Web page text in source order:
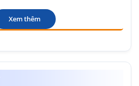
Xem thêm